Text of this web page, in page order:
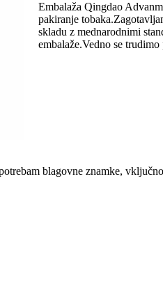
Embalaža Qingdao
pakiranje
skladu z mednarodnimi
embalaže.Vedno se
blagovne znamke,